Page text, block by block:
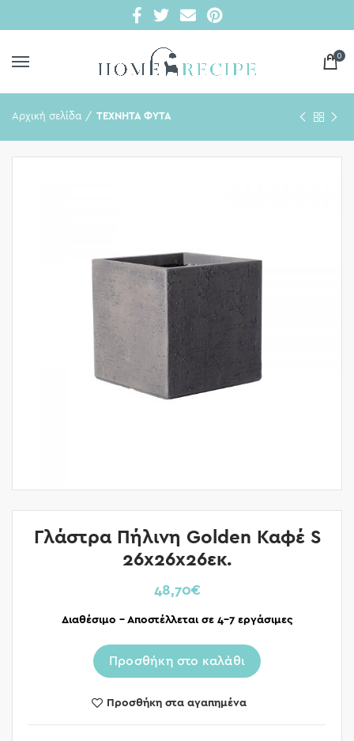
0
Αρχική σελίδα ΤΕΧΝΗΤΑ ΦΥΤΑ
Γλάστρα Πήλινη Golden Καφέ S
26x26x26εκ.
48,70€
Διαθέσιμο – Αποστέλλεται σε 4-7 εργάσιμες
Προσθήκη στο καλάθι
Προσθήκη στα αγαπημένα